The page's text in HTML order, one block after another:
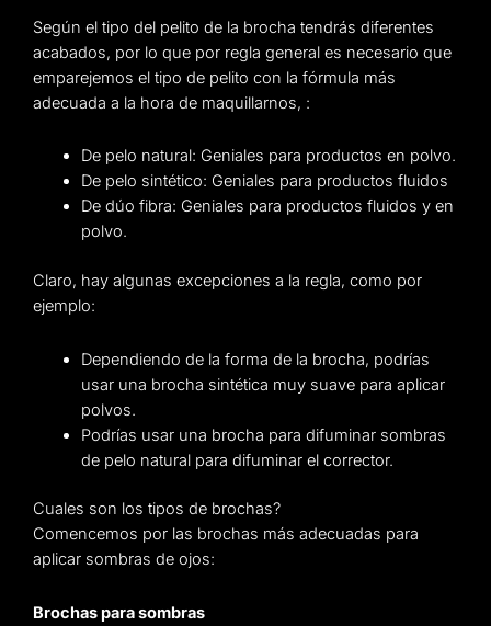
Según el tipo del pelito de la brocha tendrás diferentes
acabados, por lo que por regla general es necesario que
emparejemos el tipo de pelito con la fórmula más
adecuada a la hora de maquillarnos, :
De pelo natural: Geniales para productos en polvo.
De pelo sintético: Geniales para productos fluidos
De dúo fibra: Geniales para productos fluidos y en
polvo.
Claro, hay algunas excepciones a la regla, como por
ejemplo:
Dependiendo de la forma de la brocha, podrías
usar una brocha sintética muy suave para aplicar
polvos.
Podrías usar una brocha para difuminar sombras
de pelo natural para difuminar el corrector.
Cuales son los tipos de brochas?
Comencemos por las brochas más adecuadas para
aplicar sombras de ojos:
Brochas para sombras